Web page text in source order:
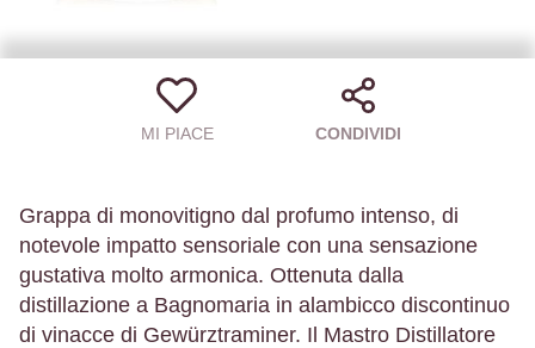
MI PIACE CONDIVIDI
Grappa di monovitigno dal profumo intenso, di
notevole impatto sensoriale con una sensazione
gustativa molto armonica. Ottenuta dalla
distillazione a Bagnomaria in alambicco discontinuo
di vinacce di Gewürztraminer. Il Mastro Distillatore